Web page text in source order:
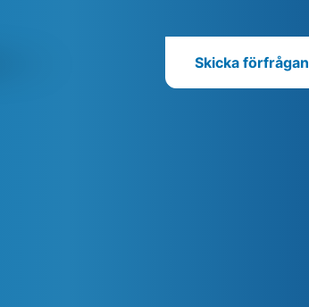
Skicka förfrågan